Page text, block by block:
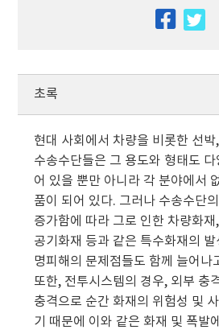
facebook
초록
현대 사회에서 차량을 비롯한 선
수송수단들은 그 용도와 형태도 다
어 있을 뿐만 아니라 각 분야에서
품이 되어 있다. 그러나 수송수단
증가함에 따라 그로 인한 차량화
공기화재 등과 같은 특수화재의
명피해의 문제점들도 함께 늘어나
또한, 전투시스템의 경우, 외부 충
충격으로 순간 화재의 위험성 및
기 때문에 이와 같은 화재 및 폭발